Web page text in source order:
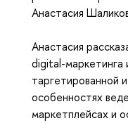
Анастасия
Анастасия
digital-маркетинга
таргетированной
особенностях
маркетплейсах и